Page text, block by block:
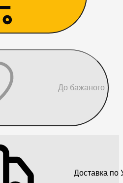
До бажаного
Доставка по